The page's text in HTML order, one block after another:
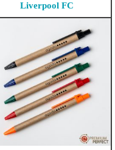
Liverpool FC